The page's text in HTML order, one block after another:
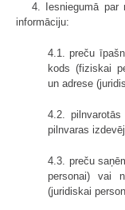
4. Iesniegumā par
informāciju:
4.1. preču
kods (fiziskai
un adrese
4.2.
pilnvaras
4.3. preču
personai) vai
(juridiskai